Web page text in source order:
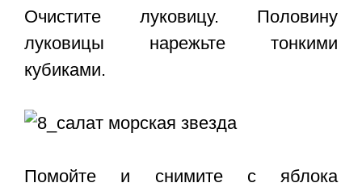
Очистите луковицу. Половину
луковицы нарежьте тонкими
кубиками.
Помойте и снимите с яблока